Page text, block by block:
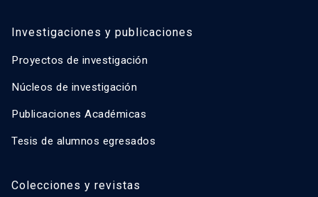
Investigaciones y publicaciones
Proyectos de investigación
Núcleos de investigación
Publicaciones Académicas
Tesis de alumnos egresados
Colecciones y revistas